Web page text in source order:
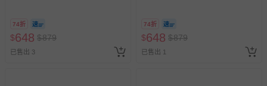
如您收到商品，請依正常流程檢查是否完好，若商品遇瑕疵
情形，您可申請更換新品或退貨，請見：
退貨的辦理流程。
74折
$648 $879
已售出 3
74折
$648 $879
已售出 1